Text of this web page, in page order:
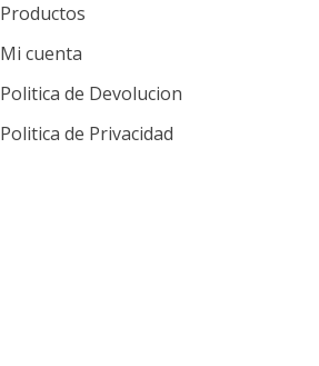
Productos
Mi cuenta
Politica de Devolucion
Politica de Privacidad